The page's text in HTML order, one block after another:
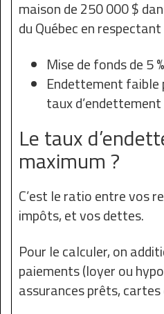
maison de 250 000 $
du Québec en
Mise de fonds de 5 %
Endettement faible
taux
Le taux
maximum ?
C’est le ratio entre vos
impôts, et vos dettes.
Pour le calculer, on
paiements (loyer ou
assurances prêts,